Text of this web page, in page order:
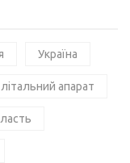
Україна
апарат